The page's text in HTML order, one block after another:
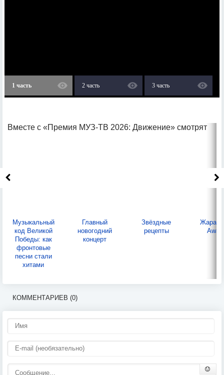
1 часть 2 часть 3 часть
Вместе с «Премия МУЗ-ТВ 2026: Движение» смотрят
Музыкальный
код Великой
Победы: как
фронтовые
песни стали
хитами
Главный
новогодний
концерт
Звёздные
рецепты
Жара
КОММЕНТАРИЕВ (0)